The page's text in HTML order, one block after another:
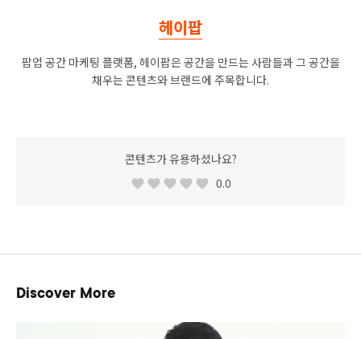
헤이팝
팝업 공간 마케팅 플랫폼, 헤이팝은 공간을 만드는 사람들과 그 공간을
채우는 콘텐츠와 브랜드에 주목합니다.
콘텐츠가 유용하셨나요?
0.0
Discover More